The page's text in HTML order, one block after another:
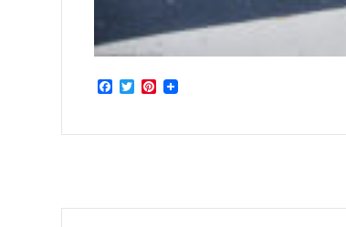
Facebook
TwitterPinterest